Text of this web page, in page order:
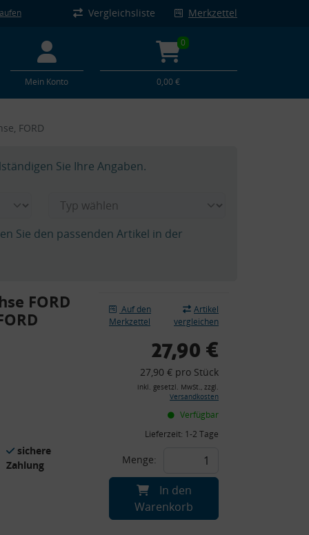
Vergleichsliste Merkzettel
Mein Konto
0
0,00 €
FORD
Sie Ihre Angaben.
Sie den passenden Artikel in der
FORD
sichere
Zahlung
Auf den
Merkzettel
Artikel
vergleichen
27,90 €
27,90 € pro Stück
inkl. gesetzl. MwSt., zzgl.
Versandkosten
Verfügbar
Lieferzeit: 1-2 Tage
Menge:
In den
Warenkorb